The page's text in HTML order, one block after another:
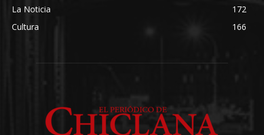
La Noticia
172
Cultura
166